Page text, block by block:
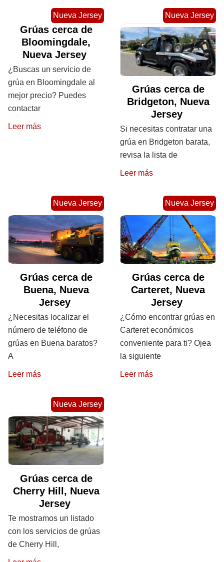
Nueva Jersey
Grúas cerca de
Bloomingdale,
Nueva Jersey
¿Buscas un servicio de
grúa en Bloomingdale al
mejor precio? Puedes
contactar
Leer más
Nueva Jersey
Grúas cerca de
Bridgeton, Nueva
Jersey
Si necesitas contratar una
grúa en Bridgeton barata,
revisa la lista de
Leer más
Nueva Jersey
Grúas cerca de
Buena, Nueva
Jersey
¿Necesitas localizar el
número de teléfono de
grúas en Buena baratos?
A
Leer más
Nueva Jersey
Grúas cerca de
Carteret, Nueva
Jersey
¿Cómo encontrar grúas en
Carteret económicos
conveniente para ti? Ojea
la siguiente
Leer más
Nueva Jersey
Grúas cerca de
Cherry Hill, Nueva
Jersey
Te mostramos un listado
con los servicios de grúas
de Cherry Hill,